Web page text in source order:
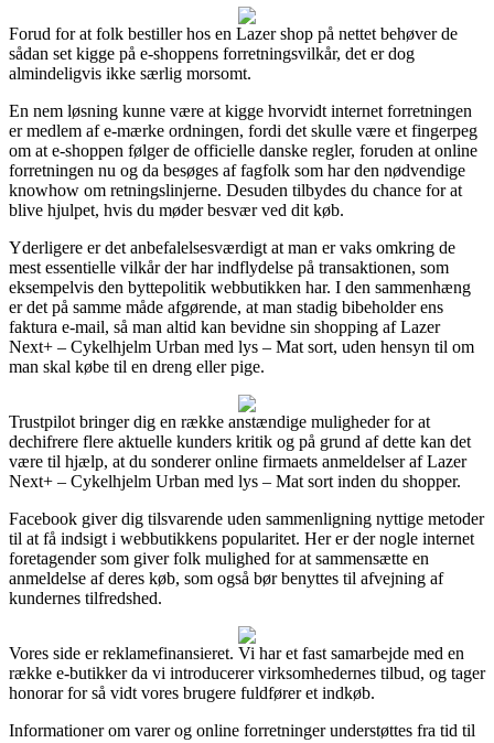
Forud for at folk bestiller hos en Lazer shop på nettet behøver de
sådan set kigge på e-shoppens forretningsvilkår, det er dog
almindeligvis ikke særlig morsomt.
En nem løsning kunne være at kigge hvorvidt internet forretningen
er medlem af e-mærke ordningen, fordi det skulle være et fingerpeg
om at e-shoppen følger de officielle danske regler, foruden at online
forretningen nu og da besøges af fagfolk som har den nødvendige
knowhow om retningslinjerne. Desuden tilbydes du chance for at
blive hjulpet, hvis du møder besvær ved dit køb.
Yderligere er det anbefalelsesværdigt at man er vaks omkring de
mest essentielle vilkår der har indflydelse på transaktionen, som
eksempelvis den byttepolitik webbutikken har. I den sammenhæng
er det på samme måde afgørende, at man stadig bibeholder ens
faktura e-mail, så man altid kan bevidne sin shopping af Lazer
Next+ – Cykelhjelm Urban med lys – Mat sort, uden hensyn til om
man skal købe til en dreng eller pige.
Trustpilot bringer dig en række anstændige muligheder for at
dechifrere flere aktuelle kunders kritik og på grund af dette kan det
være til hjælp, at du sonderer online firmaets anmeldelser af Lazer
Next+ – Cykelhjelm Urban med lys – Mat sort inden du shopper.
Facebook giver dig tilsvarende uden sammenligning nyttige metoder
til at få indsigt i webbutikkens popularitet. Her er der nogle internet
foretagender som giver folk mulighed for at sammensætte en
anmeldelse af deres køb, som også bør benyttes til afvejning af
kundernes tilfredshed.
Vores side er reklamefinansieret. Vi har et fast samarbejde med en
række e-butikker da vi introducerer virksomhedernes tilbud, og tager
honorar for så vidt vores brugere fuldfører et indkøb.
Informationer om varer og online forretninger understøttes fra tid til